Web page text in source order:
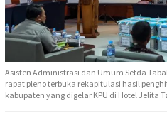
Asisten Administrasi dan Umum Setda
rapat pleno terbuka rekapitulasi hasil
kabupaten yang digelar KPU di Hotel Jelita